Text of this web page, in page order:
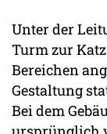
Unter der
Turm zur
Bereichen
Gestaltung
Bei dem